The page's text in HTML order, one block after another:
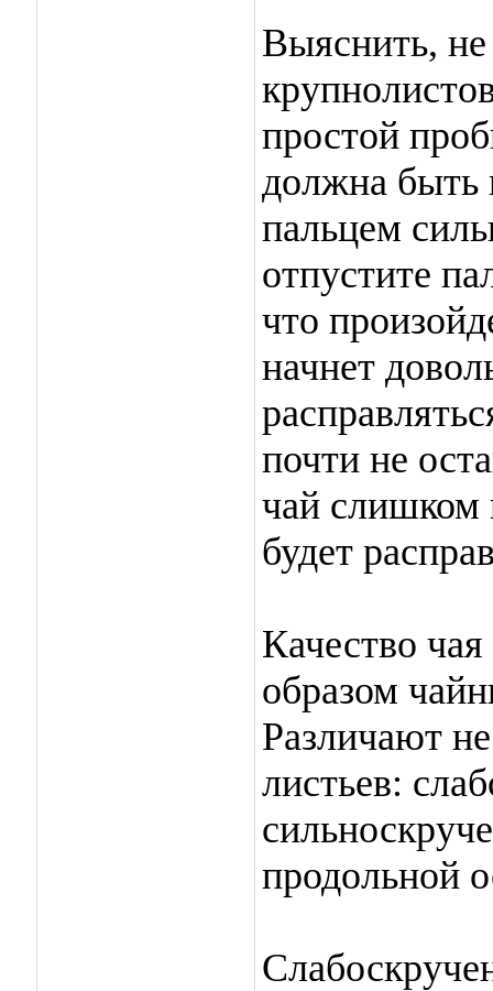
Выяснить,
простой
должна быть
пальцем
отпустите
что
начнет
почти не
чай слишком
будет
Качество
образом
Различают
листьев:
продольной